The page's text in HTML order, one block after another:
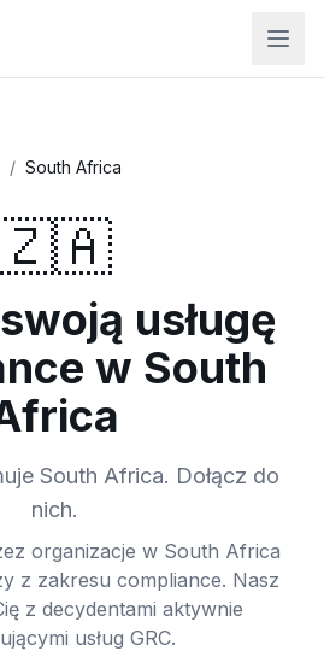
/ South Africa
usługę
w South
South Africa. Dołącz do
nich.
organizacje w South Africa
z zakresu compliance. Nasz
z decydentami aktywnie
usług GRC.